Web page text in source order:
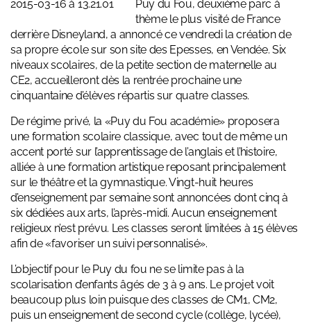
Puy du Fou, deuxième parc à
thème le plus visité de France
derrière Disneyland, a annoncé ce vendredi la création de
sa propre école sur son site des Epesses, en Vendée. Six
niveaux scolaires, de la petite section de maternelle au
CE2, accueilleront dès la rentrée prochaine une
cinquantaine d’élèves répartis sur quatre classes.
De régime privé, la «Puy du Fou académie» proposera
une formation scolaire classique, avec tout de même un
accent porté sur l’apprentissage de l’anglais et l’histoire,
alliée à une formation artistique reposant principalement
sur le théâtre et la gymnastique. Vingt-huit heures
d’enseignement par semaine sont annoncées dont cinq à
six dédiées aux arts, l’après-midi. Aucun enseignement
religieux n’est prévu. Les classes seront limitées à 15 élèves
afin de «favoriser un suivi personnalisé».
L’objectif pour le Puy du fou ne se limite pas à la
scolarisation d’enfants âgés de 3 à 9 ans. Le projet voit
beaucoup plus loin puisque des classes de CM1, CM2,
puis un enseignement de second cycle (collège, lycée),